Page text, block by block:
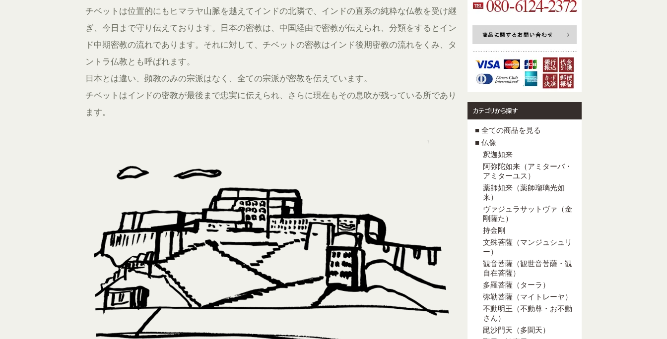
チベットは位置的にもヒマラヤ山脈を越えてインドの北隣で、インドの直系の純粋な仏教を受け継
ぎ、今日まで守り伝えております。日本の密教は、中国経由で密教が伝えられ、分類をするとイン
ド中期密教の流れであります。それに対して、チベットの密教はインド後期密教の流れをくみ、タ
ントラ仏教とも呼ばれます。
日本とは違い、顕教のみの宗派はなく、全ての宗派が密教を伝えています。
チベットはインドの密教が最後まで忠実に伝えられ、さらに現在もその息吹が残っている所であり
ます。
■ 全ての商品を見る
■ 仏像
釈迦如来
阿弥陀如来（アミターバ・
アミターユス）
薬師如来（薬師瑠璃光如
来）
ヴァジュラサットヴァ（金
剛薩た）
持金剛
文殊菩薩（マンジュシュリ
ー）
観音菩薩（観世音菩薩・観
自在菩薩）
多羅菩薩（ターラ）
弥勒菩薩（マイトレーヤ）
不動明王（不動尊・お不動
さん）
毘沙門天（多聞天）